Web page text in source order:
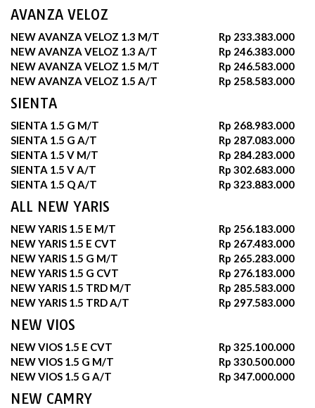
AVANZA VELOZ
NEW AVANZA VELOZ 1.3 M/T
Rp 233.383.000
NEW AVANZA VELOZ 1.3 A/T
Rp 246.383.000
NEW AVANZA VELOZ 1.5 M/T
Rp 246.583.000
NEW AVANZA VELOZ 1.5 A/T
Rp 258.583.000
SIENTA
SIENTA 1.5 G M/T
Rp 268.983.000
SIENTA 1.5 G A/T
Rp 287.083.000
SIENTA 1.5 V M/T
Rp 284.283.000
SIENTA 1.5 V A/T
Rp 302.683.000
SIENTA 1.5 Q A/T
Rp 323.883.000
ALL NEW YARIS
NEW YARIS 1.5 E M/T
Rp 256.183.000
NEW YARIS 1.5 E CVT
Rp 267.483.000
NEW YARIS 1.5 G M/T
Rp 265.283.000
NEW YARIS 1.5 G CVT
Rp 276.183.000
NEW YARIS 1.5 TRD M/T
Rp 285.583.000
NEW YARIS 1.5 TRD A/T
Rp 297.583.000
NEW VIOS
NEW VIOS 1.5 E CVT
Rp 325.100.000
NEW VIOS 1.5 G M/T
Rp 330.500.000
NEW VIOS 1.5 G A/T
Rp 347.000.000
NEW CAMRY